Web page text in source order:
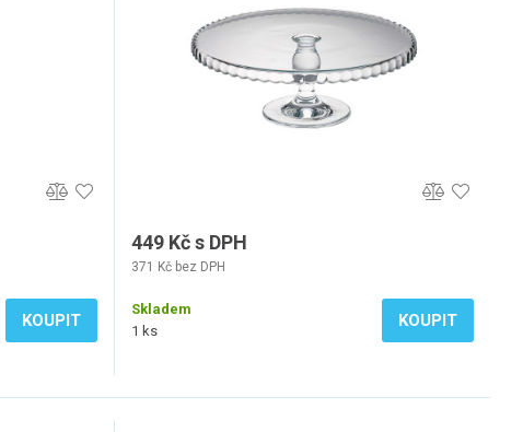
KOUPIT
449 Kč s DPH
371 Kč bez DPH
Skladem
1 ks
KOUPIT